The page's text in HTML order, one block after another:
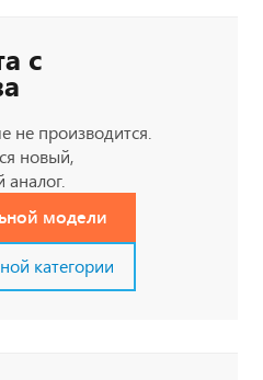
с
не производится.
новый,
модели
категории